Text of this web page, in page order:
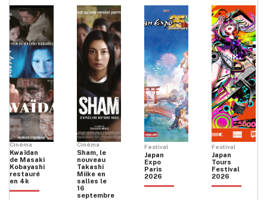
Cinéma
Kwaïdan
de Masaki
Kobayashi
restauré
en 4k
Cinéma
Sham, le
nouveau
Takashi
Miike en
salles le
16
septembre
Festival
Japan
Expo
Paris
2026
Festival
Japan
Tours
Festival
2026